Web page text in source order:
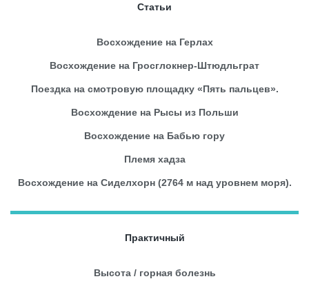
Статьи
Восхождение на Герлах
Восхождение на Гросглокнер-Штюдльграт
Поездка на смотровую площадку «Пять пальцев».
Восхождение на Рысы из Польши
Восхождение на Бабью гору
Племя хадза
Восхождение на Сиделхорн (2764 м над уровнем моря).
Практичный
Высота / горная болезнь